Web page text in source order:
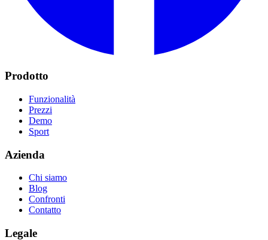
Prodotto
Funzionalità
Prezzi
Demo
Sport
Azienda
Chi siamo
Blog
Confronti
Contatto
Legale